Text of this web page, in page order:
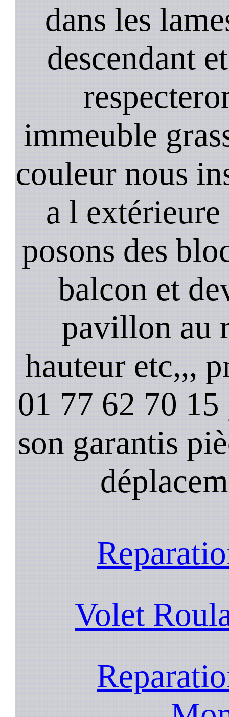
dans les
descendant
immeuble
couleur nous
a l
posons des
balcon et
pavillon au
hauteur etc,,,
01 77 62 70
son garantis
Volet